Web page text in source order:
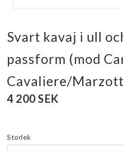
Svart kavaj i ull
passform (mod
Cavaliere/
4 200 SEK
Storlek